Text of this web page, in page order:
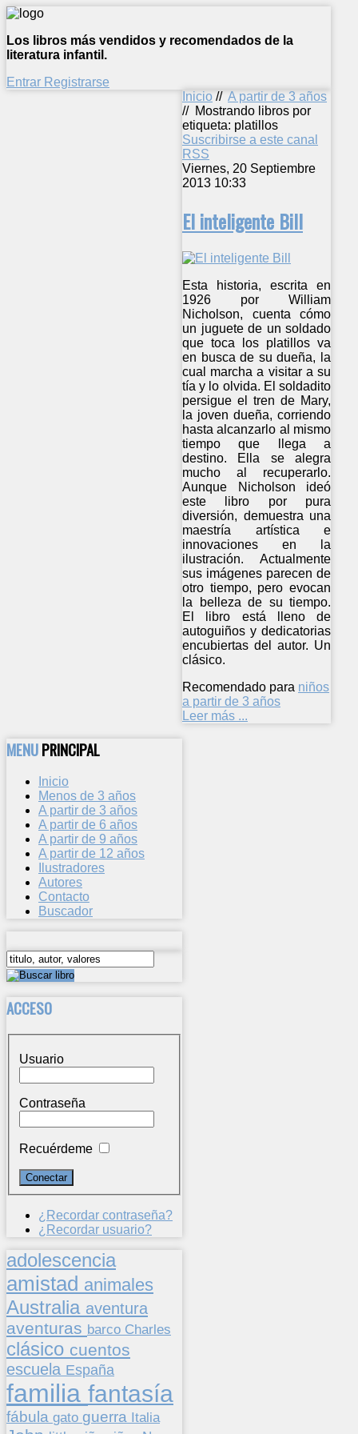
Los libros más vendidos y recomendados de la
literatura infantil.
Entrar Registrarse
Inicio // A partir de 3 años
// Mostrando libros por
etiqueta: platillos
Suscribirse a este canal
RSS
Viernes, 20 Septiembre
2013 10:33
El inteligente Bill
Esta historia, escrita en
1926 por William
Nicholson, cuenta cómo
un juguete de un soldado
que toca los platillos va
en busca de su dueña, la
cual marcha a visitar a su
tía y lo olvida. El soldadito
persigue el tren de Mary,
la joven dueña, corriendo
hasta alcanzarlo al mismo
tiempo que llega a
destino. Ella se alegra
mucho al recuperarlo.
Aunque Nicholson ideó
este libro por pura
diversión, demuestra una
maestría artística e
innovaciones en la
ilustración. Actualmente
sus imágenes parecen de
otro tiempo, pero evocan
la belleza de su tiempo.
El libro está lleno de
autoguiños y dedicatorias
encubiertas del autor. Un
clásico.
Recomendado para niños
a partir de 3 años
Leer más ...
MENUPRINCIPAL
Inicio
Menos de 3 años
A partir de 3 años
A partir de 6 años
A partir de 9 años
A partir de 12 años
Ilustradores
Autores
Contacto
Buscador
ACCESO
Usuario
Contraseña
Recuérdeme
¿Recordar contraseña?
¿Recordar usuario?
adolescencia
amistad animales
Australia aventura
aventuras barco Charles
clásico cuentos
escuela España
familia fantasía
fábula gato guerra Italia